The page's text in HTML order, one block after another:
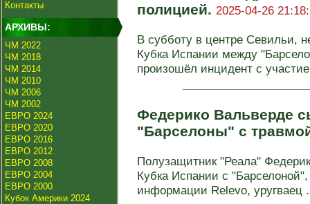
Контакты
АРХИВЫ:
ЧМ 2022
ЧМ 2018
ЧМ 2014
ЧМ 2010
ЧМ 2006
ЧМ 2002
ЕВРО 2024
ЕВРО 2020
ЕВРО 2016
ЕВРО 2012
ЕВРО 2008
ЕВРО 2004
ЕВРО 2000
Кубок Америки 2024
полицией. 2025-04-26
В субботу в центре Севильи,
Кубка Испании между
произошёл инцидент с
Федерико Вальверде
"Барселоны" с
Полузащитник "Реала"
Кубка Испании с
информации Relevo, уругваец